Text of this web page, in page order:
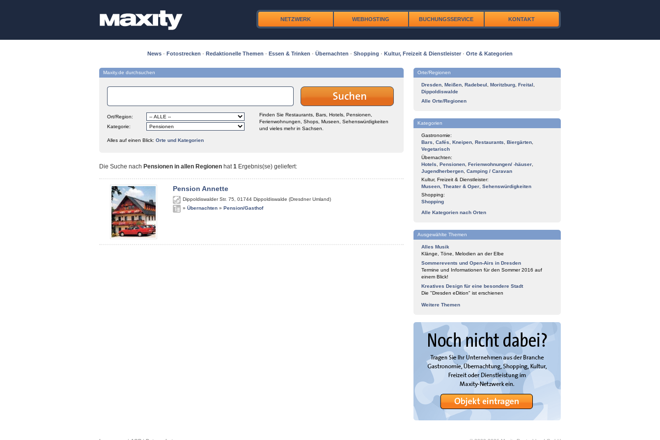
NETZWERK WEBHOSTING BUCHUNGSSERVICE KONTAKT
News · Fotostrecken · Redaktionelle Themen · Essen & Trinken · Übernachten · Shopping · Kultur, Freizeit & Dienstleister · Orte & Kategorien
Maxity.de durchsuchen
Ort/Region:
Kategorie:
Finden Sie Restaurants, Bars, Hotels, Pensionen,
Ferienwohnungen, Shops, Museen, Sehenswürdigkeiten
und vieles mehr in Sachsen.
Alles auf einen Blick: Orte und Kategorien
Die Suche nach Pensionen in allen Regionen hat1 Ergebnis(se) geliefert:
Pension Annette
Dippoldiswalder Str. 75 01744 Dippoldiswalde (Dresdner Umland)
» Übernachten » Pension/Gasthof
Orte/Regionen
Dresden Meißen Radebeul Moritzburg Freital
Dippoldiswalde
Alle Orte/Regionen
Kategorien
Gastronomie:
Bars
Cafés Kneipen Restaurants Biergärten
Vegetarisch
Übernachten:
Hotels
Pensionen Ferienwohnungen/ -häuser
Jugendherbergen Camping / Caravan
Kultur, Freizeit & Dienstleister:
Museen Theater & Oper Sehenswürdigkeiten
Shopping:
Shopping
Alle Kategorien nach Orten
Ausgewählte Themen
Alles Musik
Klänge, Töne, Melodien an der Elbe
Sommerevents und Open-Airs in Dresden
Termine und Informationen für den Sommer 2016 auf
einem Blick!
Kreatives Design für eine besondere Stadt
Die "Dresden eDition" ist erschienen
Weitere Themen